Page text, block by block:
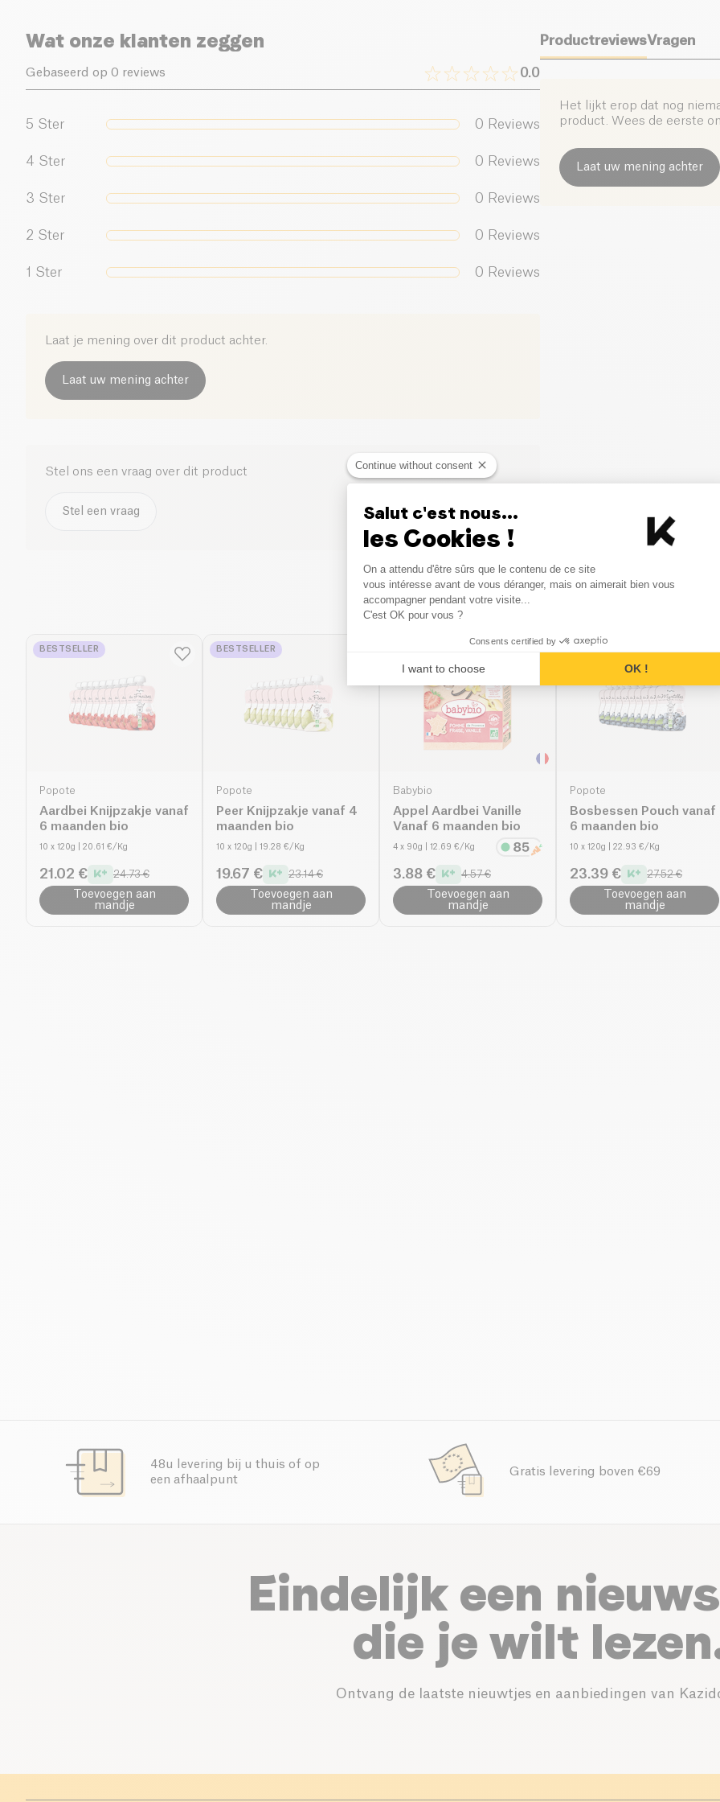
Wat onze klanten zeggen
Gebaseerd op 0 reviews 0.0
5 Ster 0 Reviews
4 Ster 0 Reviews
3 Ster 0 Reviews
2 Ster 0 Reviews
1 Ster 0 Reviews
Laat je mening over dit product achter.
Laat uw mening achter
Stel ons een vraag over dit product
Stel een vraag
ProductreviewsVragen
Het lijkt erop dat nog
product. Wees de eerste
Laat uw mening achter
Vergelijkbare producten
BESTSELLER
Popote
Aardbei Knijpzakje vanaf
6 maanden bio
10 x 120g | 20.61 €/Kg
21.02 € 24.73 €
Toevoegen aan
mandje
BESTSELLER
Popote
Peer Knijpzakje vanaf 4
maanden bio
10 x 120g | 19.28 €/Kg
19.67 € 23.14 €
Toevoegen aan
mandje
Babybio
Appel Aardbei Vanille
Vanaf 6 maanden bio
4 x 90g | 12.69 €/Kg
3.88 € 4.57 €
Toevoegen aan
mandje
Popote
Bosbessen Pouch vanaf
6 maanden bio
10 x 120g | 22.93 €/Kg
23.39 € 27.52 €
Toevoegen aan
mandje
48u levering bij u thuis of op
een afhaalpunt
Gratis levering boven €69
Eindelijk een
die je wilt
Ontvang de laatste nieuwtjes en aanbiedingen van
Continue without consent
Salut c'est nous...
les Cookies !
Consent Management
On a attendu d'être sûrs que le contenu de ce site
vous intéresse avant de vous déranger, mais on aimerait bien vous
accompagner pendant votre visite...
C'est OK pour vous ?
Consents certified by
I want to choose OK !
Axeptio consent